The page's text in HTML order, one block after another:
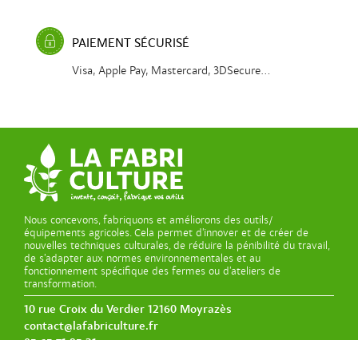
PAIEMENT SÉCURISÉ
Visa, Apple Pay, Mastercard, 3DSecure...
Nous concevons, fabriquons et améliorons des outils/
équipements agricoles. Cela permet d’innover et de créer de
nouvelles techniques culturales, de réduire la pénibilité du travail,
de s’adapter aux normes environnementales et au
fonctionnement spécifique des fermes ou d’ateliers de
transformation.
10 rue Croix du Verdier 12160 Moyrazès
contact@lafabriculture.fr